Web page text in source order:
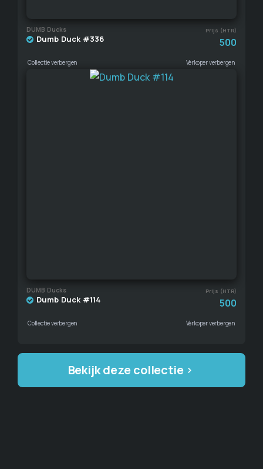
DUMB Ducks Prijs (HTR)
Dumb Duck #336 500
Collectie verbergen Verkoper verbergen
DUMB Ducks Prijs (HTR)
Dumb Duck #114 500
Collectie verbergen Verkoper verbergen
Bekijk deze collectie